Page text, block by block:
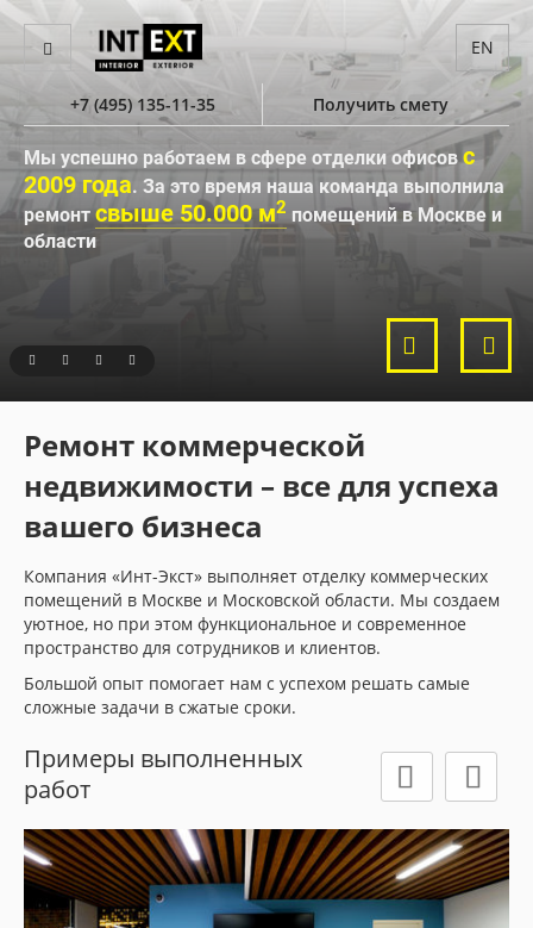
+7 (495) 135-11-35 Получить смету
EN
Мы успешно работаем в сфере отделки офисовс
2009 года. За это время наша команда выполнила
ремонтсвыше 50.000 м2 помещений в Москве и
области
Ремонт коммерческой
недвижимости – все для успеха
вашего бизнеса
Компания «Инт-Экст» выполняет отделку коммерческих
помещений в Москве и Московской области. Мы создаем
уютное, но при этом функциональное и современное
пространство для сотрудников и клиентов.
Большой опыт помогает нам с успехом решать самые
сложные задачи в сжатые сроки.
Примеры выполненных
работ